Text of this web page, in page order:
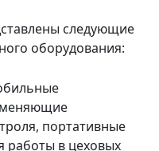
следующие
оборудования:
портативные
работы в цеховых